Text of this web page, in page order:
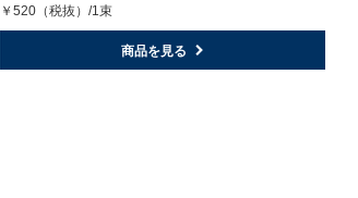
￥520（税抜）/1束
商品を見る